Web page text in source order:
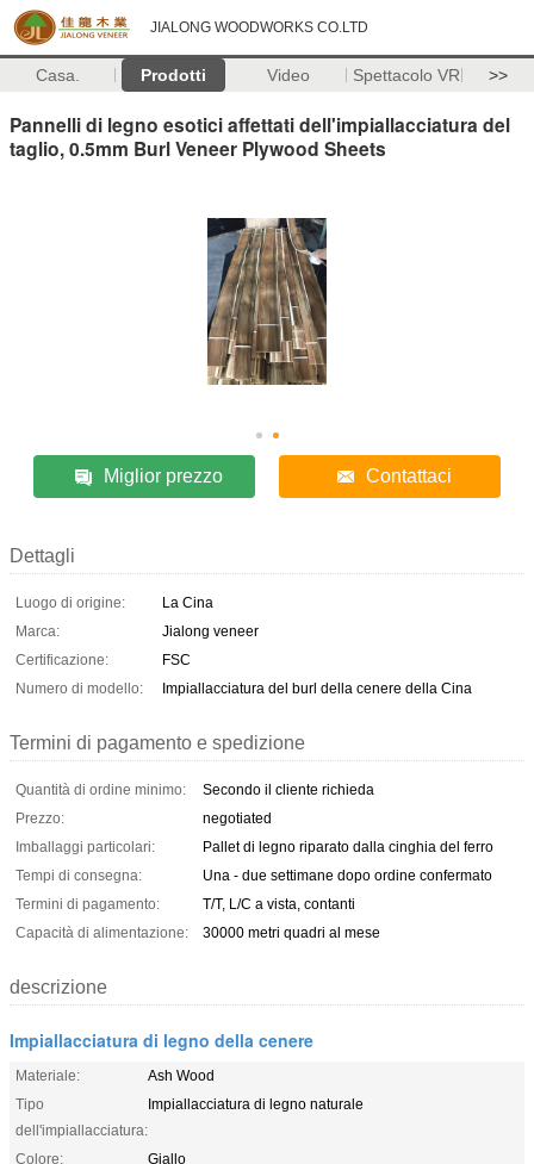
JIALONG WOODWORKS CO.LTD
Casa. Prodotti Video Spettacolo VR >>
Pannelli di legno esotici affettati dell'impiallacciatura del
taglio, 0.5mm Burl Veneer Plywood Sheets
Miglior prezzo Contattaci
Dettagli
Luogo di origine:
La Cina
Marca:
Jialong veneer
Certificazione:
FSC
Numero di modello:
Impiallacciatura del burl della cenere della Cina
Termini di pagamento e spedizione
Quantità di ordine minimo:
Secondo il cliente richieda
Prezzo:
negotiated
Imballaggi particolari:
Pallet di legno riparato dalla cinghia del ferro
Tempi di consegna:
Una - due settimane dopo ordine confermato
Termini di pagamento:
T/T, L/C a vista, contanti
Capacità di alimentazione:
30000 metri quadri al mese
descrizione
Impiallacciatura di legno della cenere
Materiale:
Ash Wood
Tipo
dell'impiallacciatura:
Impiallacciatura di legno naturale
Colore:
Giallo